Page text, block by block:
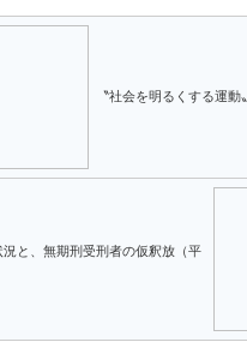
〝社会を明るくする運動
と、無期刑受刑者の仮釈放（平